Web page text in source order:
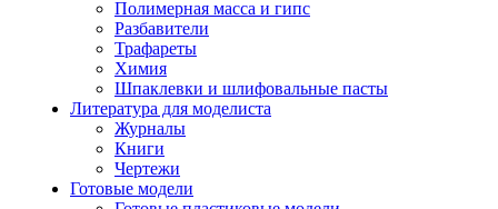
Полимерная масса и гипс
Разбавители
Трафареты
Химия
Шпаклевки и шлифовальные пасты
Литература для моделиста
Журналы
Книги
Чертежи
Готовые модели